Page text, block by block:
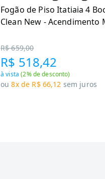
Fogão de Piso Itatiaia 4
Clean New - Acendimento
R$ 659,00
R$ 518,42
à vista(2% de desconto)
ou 8x de R$ 66,12 sem juros